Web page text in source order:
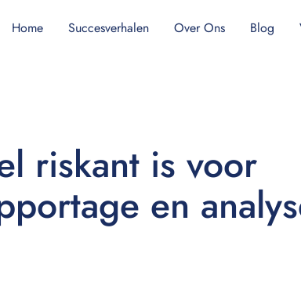
Home Succesverhalen Over Ons Blog
riskant is voor
en